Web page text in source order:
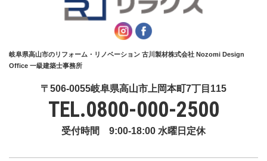
岐阜県高山市のリフォーム・リノベーション 古川製材株式会社 Nozomi Design
Office 一級建築士事務所
〒506-0055岐阜県高山市上岡本町7丁目115
TEL.0800-000-2500
受付時間 9:00-18:00 水曜日定休